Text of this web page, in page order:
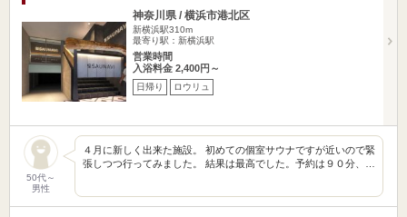
神奈川県 / 横浜市港北区
新横浜駅310m
最寄り駅：新横浜駅
営業時間
入浴料金 2,400円～
日帰り ロウリュ
50代～
男性
４月に新しく出来た施設。 初めての個室サウナですが近いので緊
張しつつ行ってみました。 結果は最高でした。予約は９０分、…